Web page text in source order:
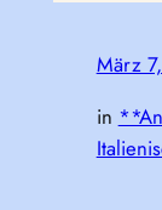
März
in